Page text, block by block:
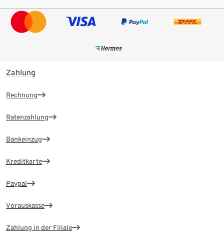
Zahlung
Rechnung
Ratenzahlung
Bankeinzug
Kreditkarte
Paypal
Vorauskasse
Zahlung in der Filiale